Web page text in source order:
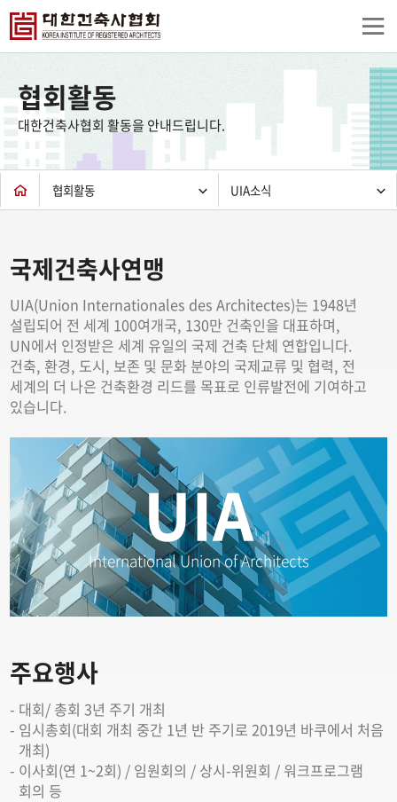
텐
츠
하
단
협회활동
대한건축사협회 활동을 안내드립니다.
협회활동 UIA소식
국제건축사연맹
UIA(Union Internationales des Architectes)는 1948년
설립되어 전 세계 100여개국, 130만 건축인을 대표하며,
UN에서 인정받은 세계 유일의 국제 건축 단체 연합입니다.
건축, 환경, 도시, 보존 및 문화 분야의 국제교류 및 협력, 전
세계의 더 나은 건축환경 리드를 목표로 인류발전에 기여하고
있습니다.
UIA
International Union of Architects
주요행사
대회/ 총회 3년 주기 개최
임시총회(대회 개최 중간 1년 반 주기로 2019년 바쿠에서 처음
개최)
이사회(연 1~2회) / 임원회의 / 상시-위원회 / 워크프로그램
회의 등